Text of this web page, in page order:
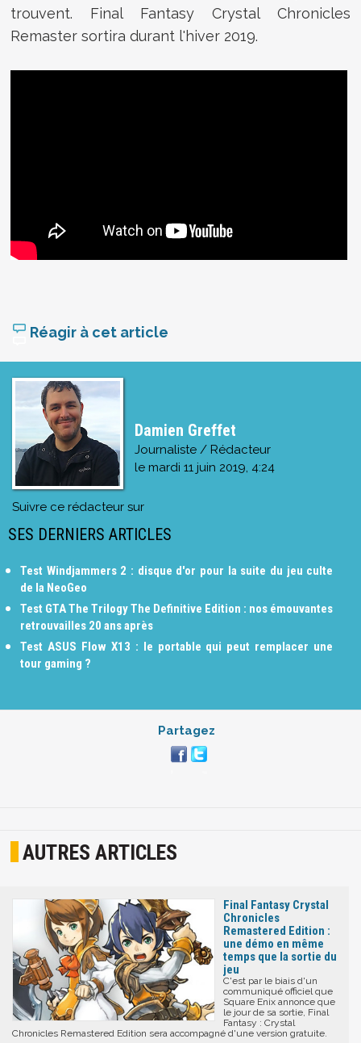
trouvent. Final Fantasy Crystal Chronicles
Remaster sortira durant l'hiver 2019.
Réagir à cet article
Damien Greffet
Journaliste / Rédacteur
le mardi 11 juin 2019, 4:24
Suivre ce rédacteur sur
SES DERNIERS ARTICLES
Test Windjammers 2 : disque d'or pour la suite du jeu culte
de la NeoGeo
Test GTA The Trilogy The Definitive Edition : nos émouvantes
retrouvailles 20 ans après
Test ASUS Flow X13 : le portable qui peut remplacer une
tour gaming ?
Partagez
AUTRES ARTICLES
Final Fantasy Crystal
Chronicles
Remastered Edition :
une démo en même
temps que la sortie du
jeu
C'est par le biais d'un
communiqué officiel que
Square Enix annonce que
le jour de sa sortie, Final
Fantasy : Crystal
Chronicles Remastered Edition sera accompagné d'une version gratuite.